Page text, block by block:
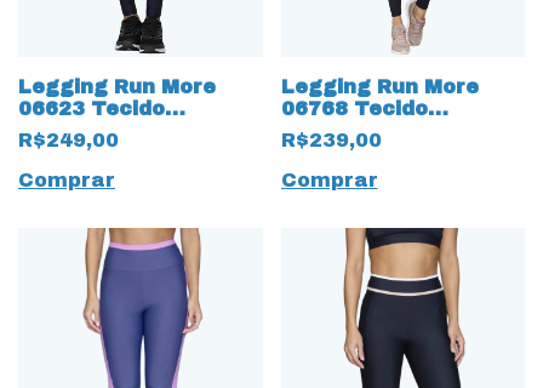
Legging Run More
06623 Tecido
Compression com
Bolsos
R$249,00
Comprar
Legging Run More
06768 Tecido
Canelado Preto
R$239,00
Comprar